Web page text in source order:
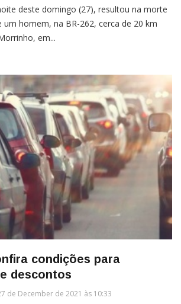
deste domingo (27), resultou na morte
um homem, na BR-262, cerca de 20 km
em...
condições para
descontos
de December de 2021 às 10:33